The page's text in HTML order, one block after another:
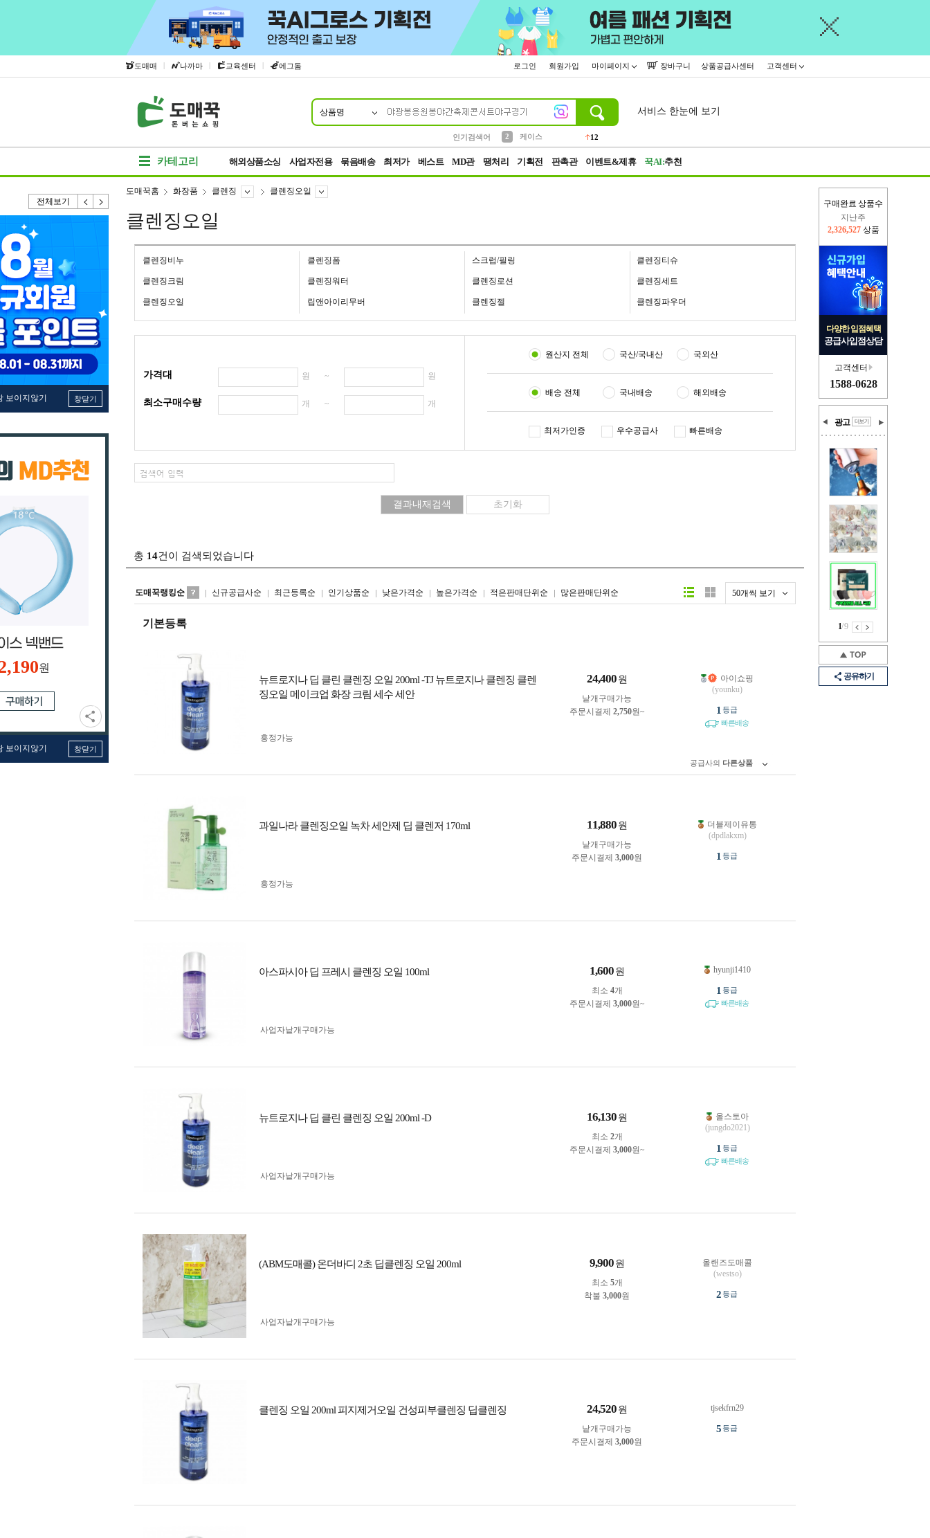
도매매 | 나까마 | 교육센터 | 에그돔 로그인 회원가입 마이페이지 장바구니 상품공급사센터 고객센터
상품명
인기검색어
2
케이스
12
서비스 한눈에 보기
카테고리 해외상품소싱 사업자전용 묶음배송 최저가 베스트 MD관 땡처리 기획전 판촉관 이벤트&제휴 꾹AI:추천
전체보기
보이지않기 창닫기
원
보이지않기 창닫기
구매완료 상품수
지난주
2,326,527상품
이번주
다양한 입점혜택
공급사입점상담
고객센터
1588-0628
광고
1/9
공유하기
도매꾹홈 화장품 클렌징 클렌징오일
클렌징오일
클렌징비누 클렌징폼 스크럽/필링 클렌징티슈
클렌징크림 클렌징워터 클렌징로션 클렌징세트
클렌징오일 립앤아이리무버 클렌징젤 클렌징파우더
가격대 원 ~ 원
최소구매수량 개 ~ 개
원산지 전체 국산/국내산 국외산
배송 전체 국내배송 해외배송
최저가인증 우수공급사 빠른배송
총 14건이 검색되었습니다
도매꾹랭킹순 신규공급사순 최근등록순 인기상품순 낮은가격순 높은가격순 적은판매단위순 많은판매단위순 50개씩 보기
리스트형갤러리형
기본등록
뉴트로지나 딥 클린 클렌징 오일 200ml -TJ 뉴트로지나 클렌징 클렌
징오일 메이크업 화장 크림 세수 세안
24,400 원
낱개구매가능
주문시결제 2,750원~
흥정가능
아이쇼핑
(younku)
1 등급
빠른배송
공급사의 다른상품
과일나라 클렌징오일 녹차 세안제 딥 클렌저 170ml 11,880 원
낱개구매가능
주문시결제 3,000원
흥정가능
더블제이유통
(dpdlakxm)
1 등급
아스파시아 딥 프레시 클렌징 오일 100ml 1,600 원
최소 4개
주문시결제 3,000원~
사업자 낱개구매가능
hyunji1410
1 등급
빠른배송
뉴트로지나 딥 클린 클렌징 오일 200ml -D 16,130 원
최소 2개
주문시결제 3,000원~
사업자 낱개구매가능
올스토아
(jungdo2021)
1 등급
빠른배송
(ABM도매콜) 온더바디 2초 딥클렌징 오일 200ml 9,900 원
최소 5개
착불 3,000원
사업자 낱개구매가능
올랜즈도매콜
(westso)
2등급
클렌징 오일 200ml 피지제거오일 건성피부클렌징 딥클렌징 24,520 원
낱개구매가능
주문시결제 3,000원
tjsekfrn29
5등급